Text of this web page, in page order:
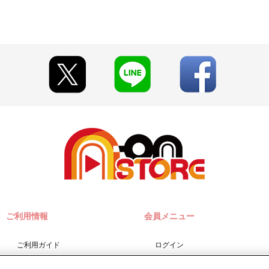
済手続きが行われなかった場合は、キャンセル扱いとして手続き
」から確認します。
いたします。注文受付後の決済方法変更はできませんので、あらか
となる場合がございます。あらかじめご了承ください。
すので、あらかじめご了承ください。
ご利用情報
ご利用ガイド
会員メニュー
ログイン